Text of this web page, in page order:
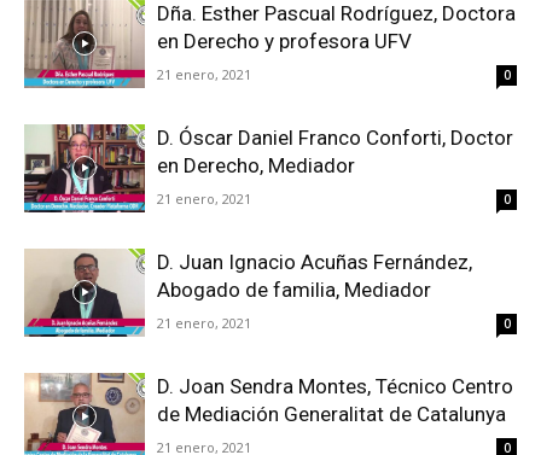
Dña. Esther Pascual Rodríguez, Doctora
en Derecho y profesora UFV
21 enero, 2021 0
D. Óscar Daniel Franco Conforti, Doctor
en Derecho, Mediador
21 enero, 2021 0
D. Juan Ignacio Acuñas Fernández,
Abogado de familia, Mediador
21 enero, 2021 0
D. Joan Sendra Montes, Técnico Centro
de Mediación Generalitat de Catalunya
21 enero, 2021 0